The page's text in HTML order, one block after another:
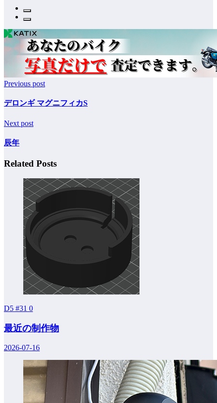
Previous post
デロンギ マグニフィカS
Next post
辰年
Related Posts
D5 #31 0
最近の制作物
2026-07-16